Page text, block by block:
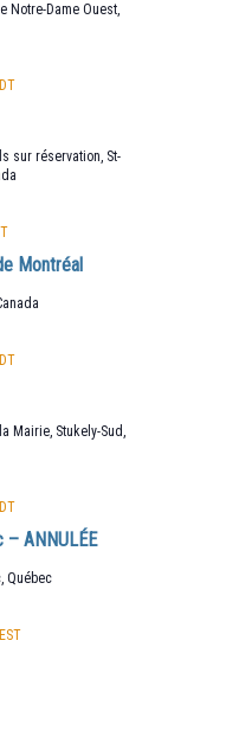
Notre-Dame Ouest,
sur réservation, St-
Montréal
Mairie, Stukely-Sud,
– ANNULÉE
Québec